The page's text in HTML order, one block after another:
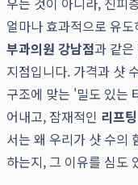
얼마나 효과적으로 유
부과의원 강남점과 같은
지점입니다. 가격과 샷
구조에 맞는 '밀도 있는
어내고, 잠재적인 리프
서는 왜 우리가 샷 수의
하는지, 그 이유를 심도